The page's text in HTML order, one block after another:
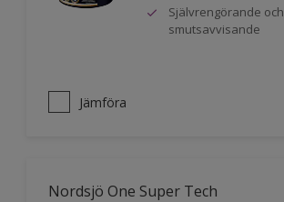
Självrengörande och
smutsavvisande
Jämföra
Nordsjö One Super Tech